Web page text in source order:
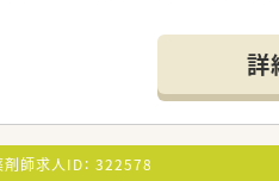
明るくきれい病院です。調剤
洗に保養所あり、無料で宿泊が
時半です。メリハリをつけてご
れいな病院で調剤室も広く、
◎
詳
師求人ID： 322578